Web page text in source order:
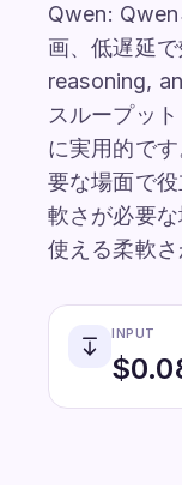
Qwen:
画、低遅延
reasoning,
スループッ
に実用的で
要な場面で
軟さが必要
使える柔軟さ
INPUT
$